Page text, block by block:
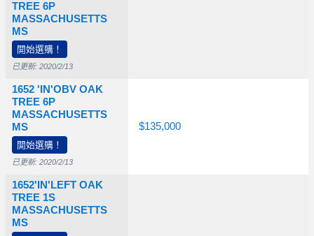
TREE 6P
MASSACHUSETTS
MS
開始選購！
已更新: 2020/2/13
1652 'IN'OBV OAK
TREE 6P
MASSACHUSETTS
MS
開始選購！
已更新: 2020/2/13
1652'IN'LEFT OAK
TREE 1S
MASSACHUSETTS
MS
$89,500
$135,000
$77,500